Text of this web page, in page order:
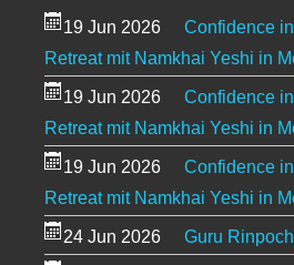
19 Jun 2026
Confidence
Retreat mit Namkhai Yeshi in
19 Jun 2026
Confidence
Retreat mit Namkhai Yeshi in
19 Jun 2026
Confidence
Retreat mit Namkhai Yeshi in
24 Jun 2026 Guru